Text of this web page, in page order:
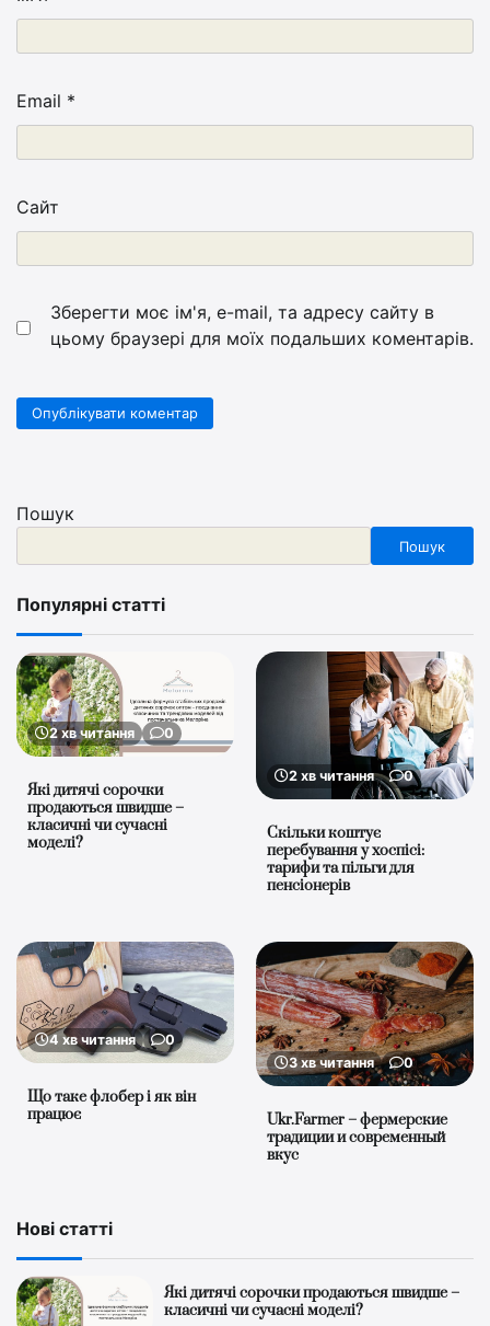
Email *
Сайт
Зберегти моє ім'я, e-mail, та адресу сайту в
цьому браузері для моїх подальших коментарів.
Пошук
Пошук
Популярні статті
2 хв читання 0
Які дитячі сорочки
продаються швидше –
класичні чи сучасні
моделі?
2 хв читання 0
Скільки коштує
перебування у хоспісі:
тарифи та пільги для
пенсіонерів
4 хв читання 0
Що таке флобер і як він
працює
3 хв читання 0
Ukr.Farmer – фермерские
традиции и современный
вкус
Нові статті
Які дитячі сорочки продаються швидше –
класичні чи сучасні моделі?